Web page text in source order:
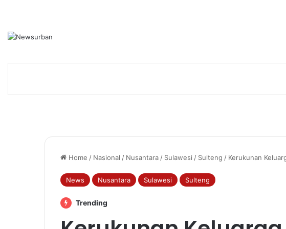
Home / Nasional / Nusantara / Sulawesi / Sulteng / Kerukunan
News Nusantara Sulawesi Sulteng
Trending